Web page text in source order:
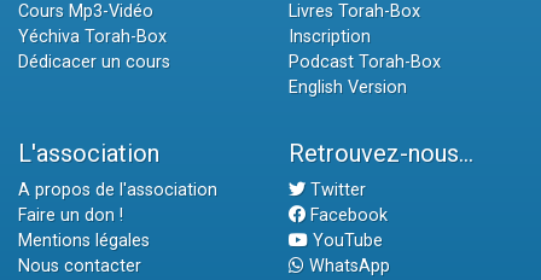
Cours Mp3-Vidéo
Yéchiva Torah-Box
Dédicacer un cours
Livres Torah-Box
Inscription
Podcast Torah-Box
English Version
L'association
A propos de l'association
Faire un don !
Mentions légales
Nous contacter
Retrouvez-nous...
Twitter
Facebook
YouTube
WhatsApp